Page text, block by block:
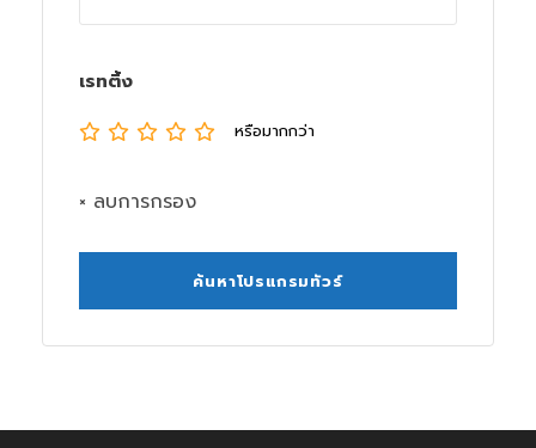
เรทติ้ง
หรือมากกว่า
× ลบการกรอง